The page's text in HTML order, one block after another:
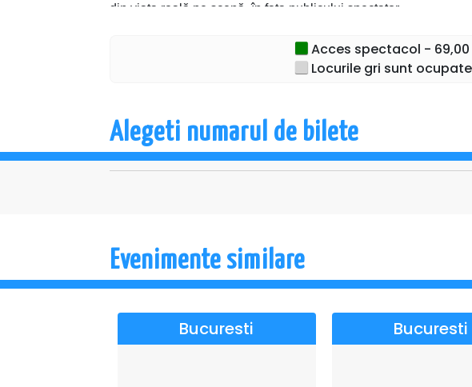
din viața reală pe scenă, în fața publicului spectator.
Un regizor panicat, aflat în buza premierei, conștientizând
haotici, interesați de orice altceva, mai puțin de piesa pe care o
Un spectacol în care pot fi urmăriți, interpretând fiecare mai
regia lui Alin Brancu (cunoscuți și pentru spectacolele
Acces spectacol - 69,00
Locurile gri sunt
Alegeti numarul de bilete
Evenimente similare
Bucuresti Bucuresti